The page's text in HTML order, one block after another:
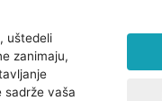
uštedeli
zanimaju,
sadrže vaša